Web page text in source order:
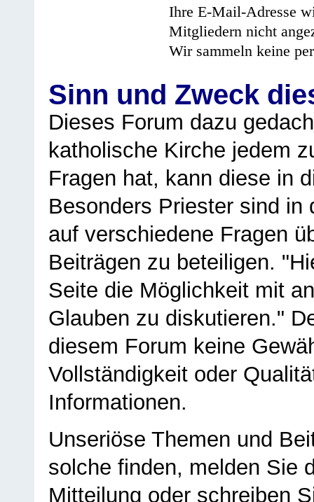
Ihre E-Mail-Adresse
Mitgliedern nicht
Wir sammeln keine
Sinn und Zweck
Dieses Forum dazu
katholische Kirche jedem
Fragen hat, kann diese in
Besonders Priester sind in
auf verschiedene Fragen
Beiträgen zu beteiligen.
Seite die Möglichkeit mit
Glauben zu diskutieren."
diesem Forum keine
Vollständigkeit oder
Informationen.
Unseriöse Themen und
solche finden, melden Sie
Mitteilung oder schreiben